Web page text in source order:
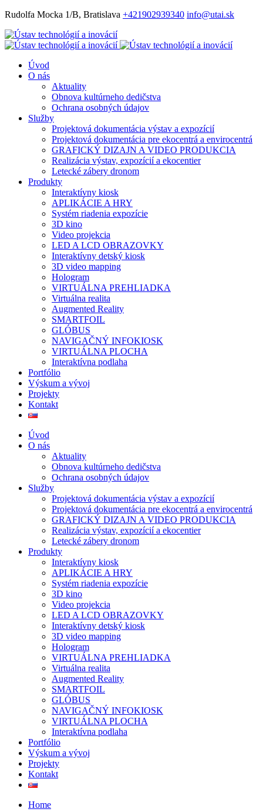
Rudolfa Mocka 1/B, Bratislava +421902939340 info@utai.sk
Úvod
O nás
Aktuality
Obnova kultúrneho dedičstva
Ochrana osobných údajov
Služby
Projektová dokumentácia výstav a expozícií
Projektová dokumentácia pre ekocentrá a envirocentrá
GRAFICKÝ DIZAJN A VIDEO PRODUKCIA
Realizácia výstav, expozícií a ekocentier
Letecké zábery dronom
Produkty
Interaktívny kiosk
APLIKÁCIE A HRY
Systém riadenia expozície
3D kino
Video projekcia
LED A LCD OBRAZOVKY
Interaktívny detský kiosk
3D video mapping
Hologram
VIRTUÁLNA PREHLIADKA
Virtuálna realita
Augmented Reality
SMARTFOIL
GLÓBUS
NAVIGAČNÝ INFOKIOSK
VIRTUÁLNA PLOCHA
Interaktívna podlaha
Portfólio
Výskum a vývoj
Projekty
Kontakt
Úvod
O nás
Aktuality
Obnova kultúrneho dedičstva
Ochrana osobných údajov
Služby
Projektová dokumentácia výstav a expozícií
Projektová dokumentácia pre ekocentrá a envirocentrá
GRAFICKÝ DIZAJN A VIDEO PRODUKCIA
Realizácia výstav, expozícií a ekocentier
Letecké zábery dronom
Produkty
Interaktívny kiosk
APLIKÁCIE A HRY
Systém riadenia expozície
3D kino
Video projekcia
LED A LCD OBRAZOVKY
Interaktívny detský kiosk
3D video mapping
Hologram
VIRTUÁLNA PREHLIADKA
Virtuálna realita
Augmented Reality
SMARTFOIL
GLÓBUS
NAVIGAČNÝ INFOKIOSK
VIRTUÁLNA PLOCHA
Interaktívna podlaha
Portfólio
Výskum a vývoj
Projekty
Kontakt
Home